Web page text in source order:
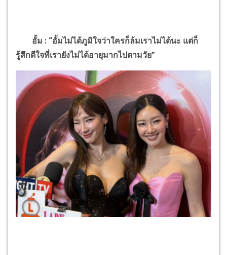
อั้ม : “อั้มไม่ได้ภูมิใจว่าใครก็ล้มเราไม่ได้นะ แต่ก็
รู้สึกดีใจที่เรายังไม่ได้อายุมากไปตามวัย”